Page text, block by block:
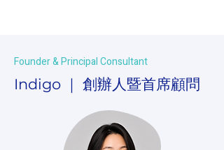
Founder & Principal Consultant
Indigo ｜ 創辦人暨首席顧問